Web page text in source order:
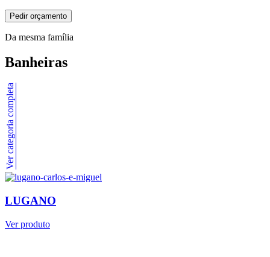
Pedir orçamento
Da mesma família
Banheiras
Ver categoria completa
LUGANO
Ver produto